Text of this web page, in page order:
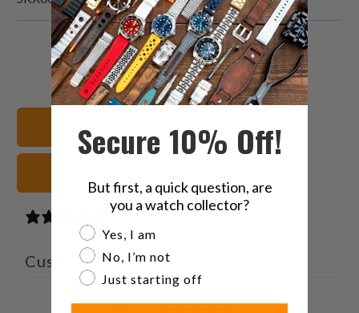
شارك
هذا
على
شارك
هذا
على
شارك
هذا
على
البريد
الإلكتروني
هذا
صديق
22mm أساور الساعات
1 review
Customer reviews
Secure 10% Off!
But first, a quick question, are
you a watch collector?
Are you a watch collector?
Yes, I am
No, I’m not
Just starting off